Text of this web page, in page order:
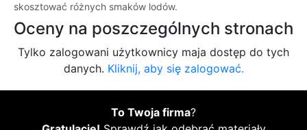
skosztować różnych smaków lodów.
Oceny na poszczególnych stronach
Tylko zalogowani użytkownicy maja dostęp do tych
danych. Kliknij, aby się zalogować.
To Twoja firma?